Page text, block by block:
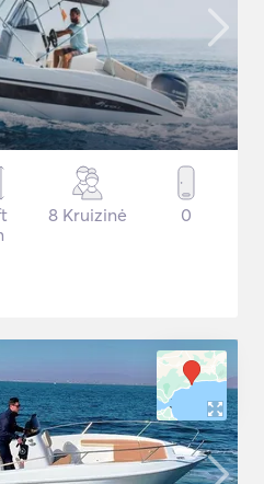
8 Kruizinė 0